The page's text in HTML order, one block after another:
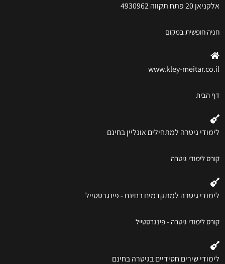
אלקניאן 20 פתח תקווה 4930962
חניה חופשית במקום
www.kley-meitar.co.il
דף הבית
לימודי גיטרה למתחילים אונליין בחינם
קורס לימודי גיטרה
לימודי גיטרה למתקדמים בחינם - פינגרסטייל
קורס לימודי גיטרה - פינגרסטייל
לימודי שירים חסידיים בגיטרה בחינם